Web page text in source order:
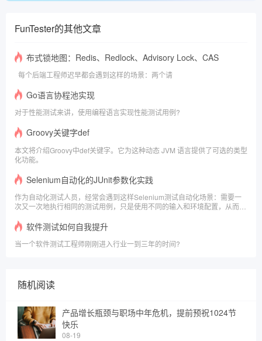
FunTester的其他文章
布式锁地图：Redis、Redlock、Advisory Lock、CAS
每个后端工程师迟早都会遇到这样的场景：两个请
Go语言协程池实现
对于性能测试来讲，使用编程语言实现性能测试用例?
Groovy关键字def
本文将介绍Groovy中def关键字。它为这种动态 JVM 语言提供了可选的类型
化功能。
Selenium自动化的JUnit参数化实践
作为自动化测试人员，经常会遇到这样Selenium测试自动化场景：需要一
次又一次地执行相同的测试用例，只是使用不同的输入和环境配置，从而使
软件测试如何自我提升
当一个软件测试工程师刚刚进入行业一到三年的时间?
随机阅读
产品增长瓶颈与职场中年危机，提前预祝1024节
快乐
08-19